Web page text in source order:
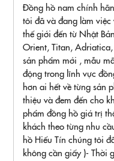
Đồng hồ nam chính
tôi đã và đang làm
thế giới đến từ Nhật
Orient, Titan,
sản phẩm mới , mẫu
động trong lĩnh vực
hơn ai hết về từng sản
thiệu và đem đến cho
phẩm đồng hồ giá trị
khách theo từng nhu
hồ Hiếu Tín chúng tôi
không cần giấy )- Thời